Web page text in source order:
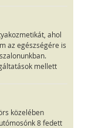
ahol
az egészségére is
mellett
közelében
8 fedett